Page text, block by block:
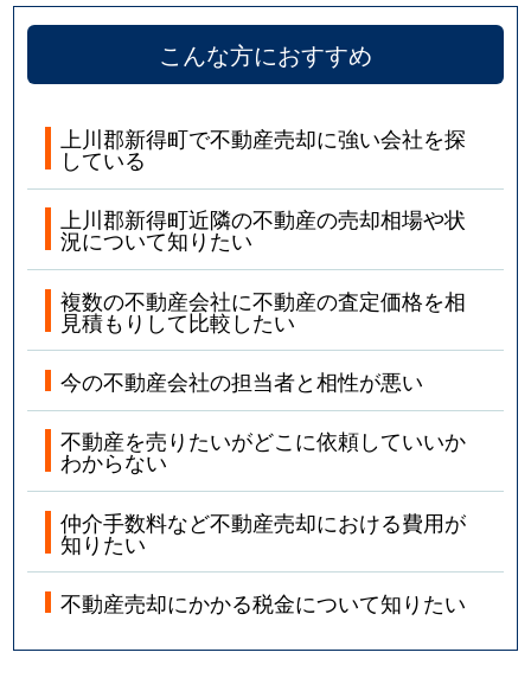
こんな方におすすめ
上川郡新得町で不動産売却に強い会社を探
している
上川郡新得町近隣の不動産の売却相場や状
況について知りたい
複数の不動産会社に不動産の査定価格を相
見積もりして比較したい
今の不動産会社の担当者と相性が悪い
不動産を売りたいがどこに依頼していいか
わからない
仲介手数料など不動産売却における費用が
知りたい
不動産売却にかかる税金について知りたい